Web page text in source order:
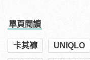
單頁閱讀
卡其褲 UNIQLO